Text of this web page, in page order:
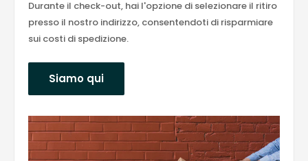
Durante il check-out, hai l'opzione di selezionare il ritiro
presso il nostro indirizzo, consentendoti di risparmiare
sui costi di spedizione.
Siamo qui